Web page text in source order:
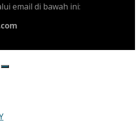
email di bawah ini: